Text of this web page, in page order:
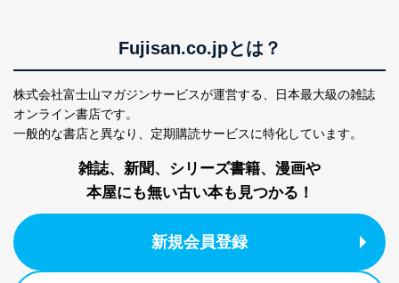
制定：2005年4月1日
株式会社富士山マガジンサービス
個人情報の取扱いについて
１．個人情報保護管理者
当社は以下の個人情報保護管理者を設置し、個人情報保
護管理者の責任のもと、個人情報を取得・アクセス・利
東京都渋谷区南平台町16-11
代表取締役会長 西野 伸一郎
Fujisan.co.jpとは？
株式会社富士山マガジンサービスが運営する、
日本最大級の雑誌
オンライン書店です。
一般的な書店と異なり、 定期購読サービスに特化しています。
雑誌、新聞、シリーズ書籍、漫画や
本屋にも無い古い本も見つかる！
新規会員登録